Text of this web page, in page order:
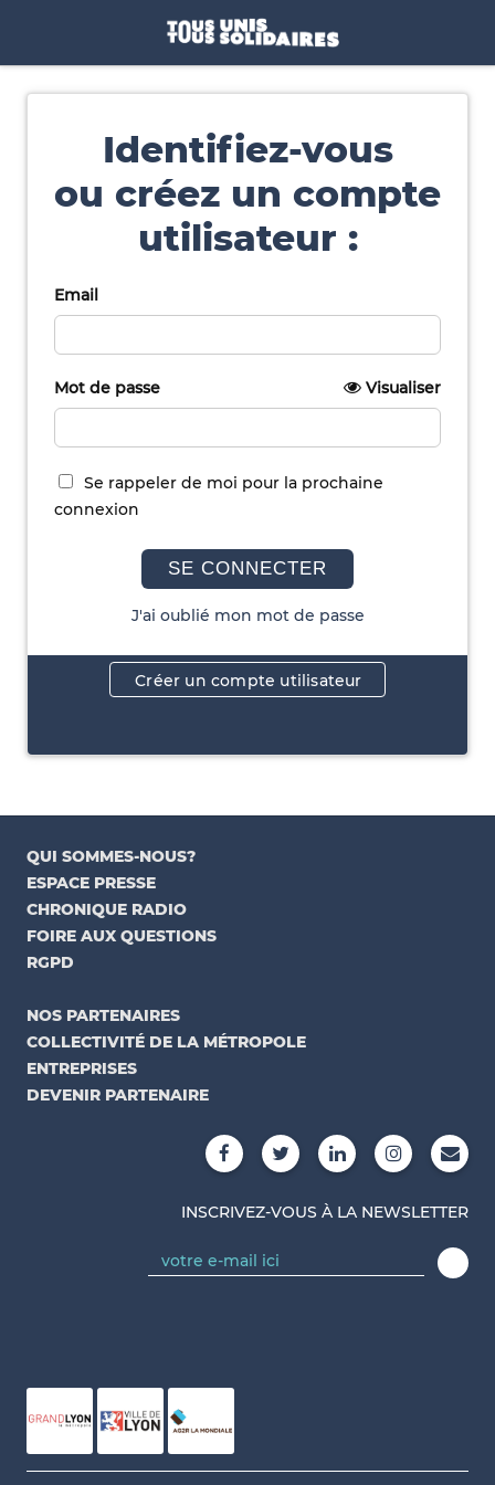
Identifiez-vous
ou créez un compte
utilisateur :
Email
Mot de passe Visualiser
Se rappeler de moi pour la prochaine
connexion
SE CONNECTER
J'ai oublié mon mot de passe
Créer un compte utilisateur
QUI SOMMES-NOUS?
ESPACE PRESSE
CHRONIQUE RADIO
FOIRE AUX QUESTIONS
RGPD
NOS PARTENAIRES
COLLECTIVITÉ DE LA MÉTROPOLE
ENTREPRISES
DEVENIR PARTENAIRE
INSCRIVEZ-VOUS À LA NEWSLETTER